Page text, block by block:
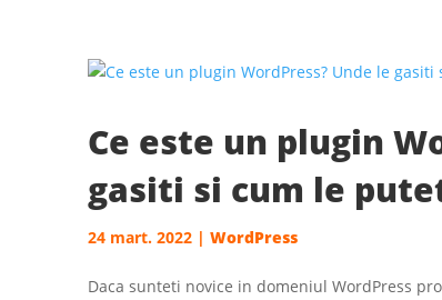
Ce este un plugin
gasiti si cum le
24 mart. 2022| WordPress
Daca sunteti novice in domeniul WordPress